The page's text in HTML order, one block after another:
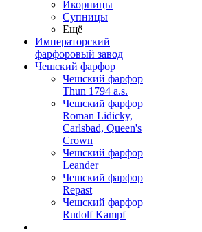
Икорницы
Супницы
Ещё
Императорский
фарфоровый завод
Чешский фарфор
Чешский фарфор
Thun 1794 a.s.
Чешский фарфор
Roman Lidicky,
Carlsbad, Queen's
Crown
Чешский фарфор
Leander
Чешский фарфор
Repast
Чешский фарфор
Rudolf Kampf